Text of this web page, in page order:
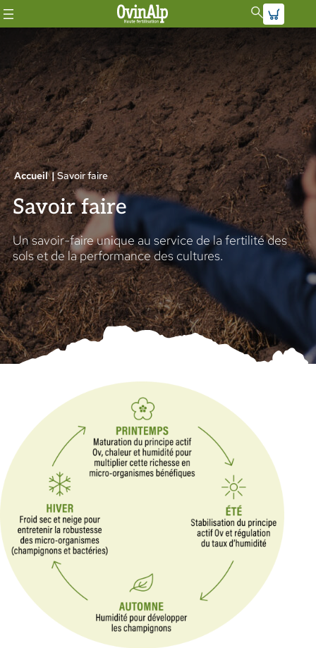
Aller
au
Accueil|Savoir faire
Savoir faire
Un savoir-faire unique au service de la fertilité des
sols et de la performance des cultures.